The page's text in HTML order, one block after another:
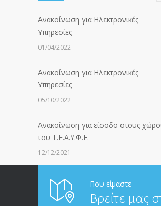
Ανακοίνωση για Ηλεκτρονικές
Υπηρεσίες
01/04/2022
Ανακοίνωση για Ηλεκτρονικές
Υπηρεσίες
05/10/2022
Ανακοίνωση για είσοδο στους
του Τ.Ε.Α.Υ.Φ.Ε.
12/12/2021
ΑΝΑΚΟΙΝΩΣΗ ΠΡΟΣ
20/12/2019
Που είμαστε
Βρείτε μας